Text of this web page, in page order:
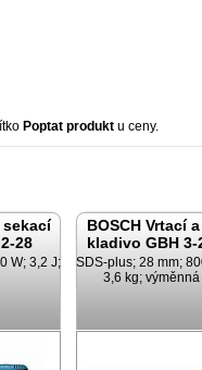
Poptat produktu ceny.
sekací
28
W; 3,2 J;
BOSCH Vrtací
kladivo GBH 3-
SDS-plus; 28 mm;
3,6 kg;